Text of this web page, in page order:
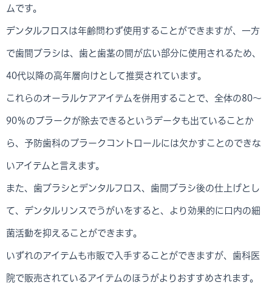
ムです。
デンタルフロスは年齢問わず使用することができますが、一方
で歯間ブラシは、歯と歯茎の間が広い部分に使用されるため、
40代以降の高年層向けとして推奨されています。
これらのオーラルケアアイテムを併用することで、全体の80～
90％のプラークが除去できるというデータも出ていることか
ら、予防歯科のプラークコントロールには欠かすことのできな
いアイテムと言えます。
また、歯ブラシとデンタルフロス、歯間ブラシ後の仕上げとし
て、デンタルリンスでうがいをすると、より効果的に口内の細
菌活動を抑えることができます。
いずれのアイテムも市販で入手することができますが、歯科医
院で販売されているアイテムのほうがよりおすすめされます。